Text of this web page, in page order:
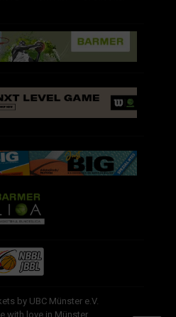
by UBC Münster e.V.
with love in Münster.